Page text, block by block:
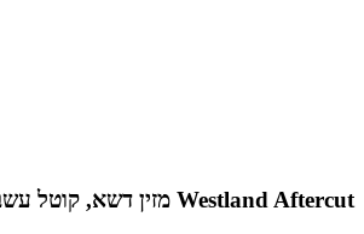
Westland Aftercut מזין דשא, קוטל עשבים וטחב, 80 מ״ר